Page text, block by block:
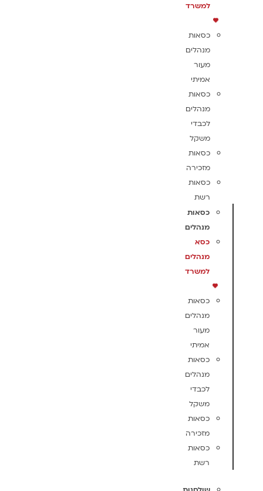
למשרד
כסאות
מנהלים
מעור
אמיתי
כסאות
מנהלים
לכבדי
משקל
כסאות
מזכירה
כסאות
רשת
כסאות
מנהלים
כסא
מנהלים
למשרד
כסאות
מנהלים
מעור
אמיתי
כסאות
מנהלים
לכבדי
משקל
כסאות
מזכירה
כסאות
רשת